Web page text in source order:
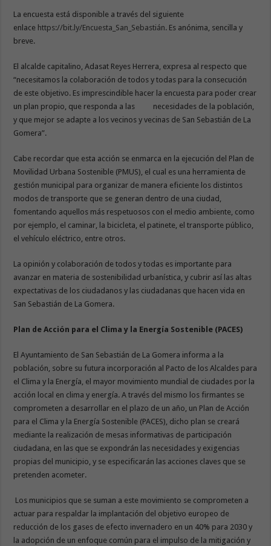
La encuesta está disponible a través del siguiente
enlace https://bit.ly/Encuesta_San_Sebastián. Es anónima, sencilla y
breve.
El alcalde capitalino, Adasat Reyes Herrera, expresa al respecto que
“necesitamos la colaboración de todos y todas para la consecución
de este objetivo. Es imprescindible hacer la encuesta para poder crear
un plan propio, que responda a las necesidades de la población,
y que mejor se adapte a los vecinos y vecinas de San Sebastián de La
Gomera”.
Cabe recordar que esta acción se enmarca en la ejecución del Plan de
Movilidad Urbana Sostenible (PMUS), el cual es una herramienta de
gestión municipal para organizar de manera eficiente los distintos
modos de transporte que se generan dentro de una ciudad,
fomentando aquellos más respetuosos con el medio ambiente, como
por ejemplo, el caminar, la bicicleta, el patinete, el transporte público,
el vehículo eléctrico, entre otros.
La opinión y colaboración de todos y todas es importante para
avanzar en materia de sostenibilidad urbanística, y cubrir así las altas
expectativas de los ciudadanos y las ciudadanas que hacen vida en
San Sebastián de La Gomera.
Plan de Acción para el Clima y la Energía Sostenible (PACES)
El Ayuntamiento de San Sebastián de La Gomera informa a la
población, sobre su futura incorporación al Pacto de los Alcaldes para
el Clima y la Energía, el mayor movimiento mundial de ciudades por la
acción local en clima y energía. A través del mismo los firmantes se
comprometen a desarrollar en el plazo de un año, un Plan de Acción
para el Clima y la Energía Sostenible (PACES), dicho plan se creará
mediante la realización de mesas informativas de participación
ciudadana, en las que se expondrán las necesidades y exigencias
propias del municipio, y se especificarán las acciones claves que se
pretenden acometer.
Los municipios que se suman a este movimiento se comprometen a
actuar para respaldar la implantación del objetivo europeo de
reducción de los gases de efecto invernadero en un 40% para 2030 y
la adopción de un enfoque común para el impulso de la mitigación y